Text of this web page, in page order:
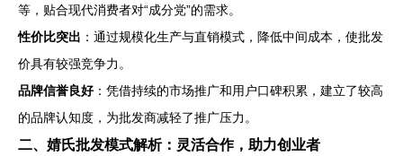
等，贴合现代消费者对“成分党”的需求。
性价比突出 ：通过规模化生产与直销模式，降低中间成本，使批发
价具有较强竞争力。
品牌信誉良好：凭借持续的市场推广和用户口碑积累，建立了较高
的品牌认知度，为批发商减轻了推广压力。
二、婧氏批发模式解析：灵活合作，助力创业者